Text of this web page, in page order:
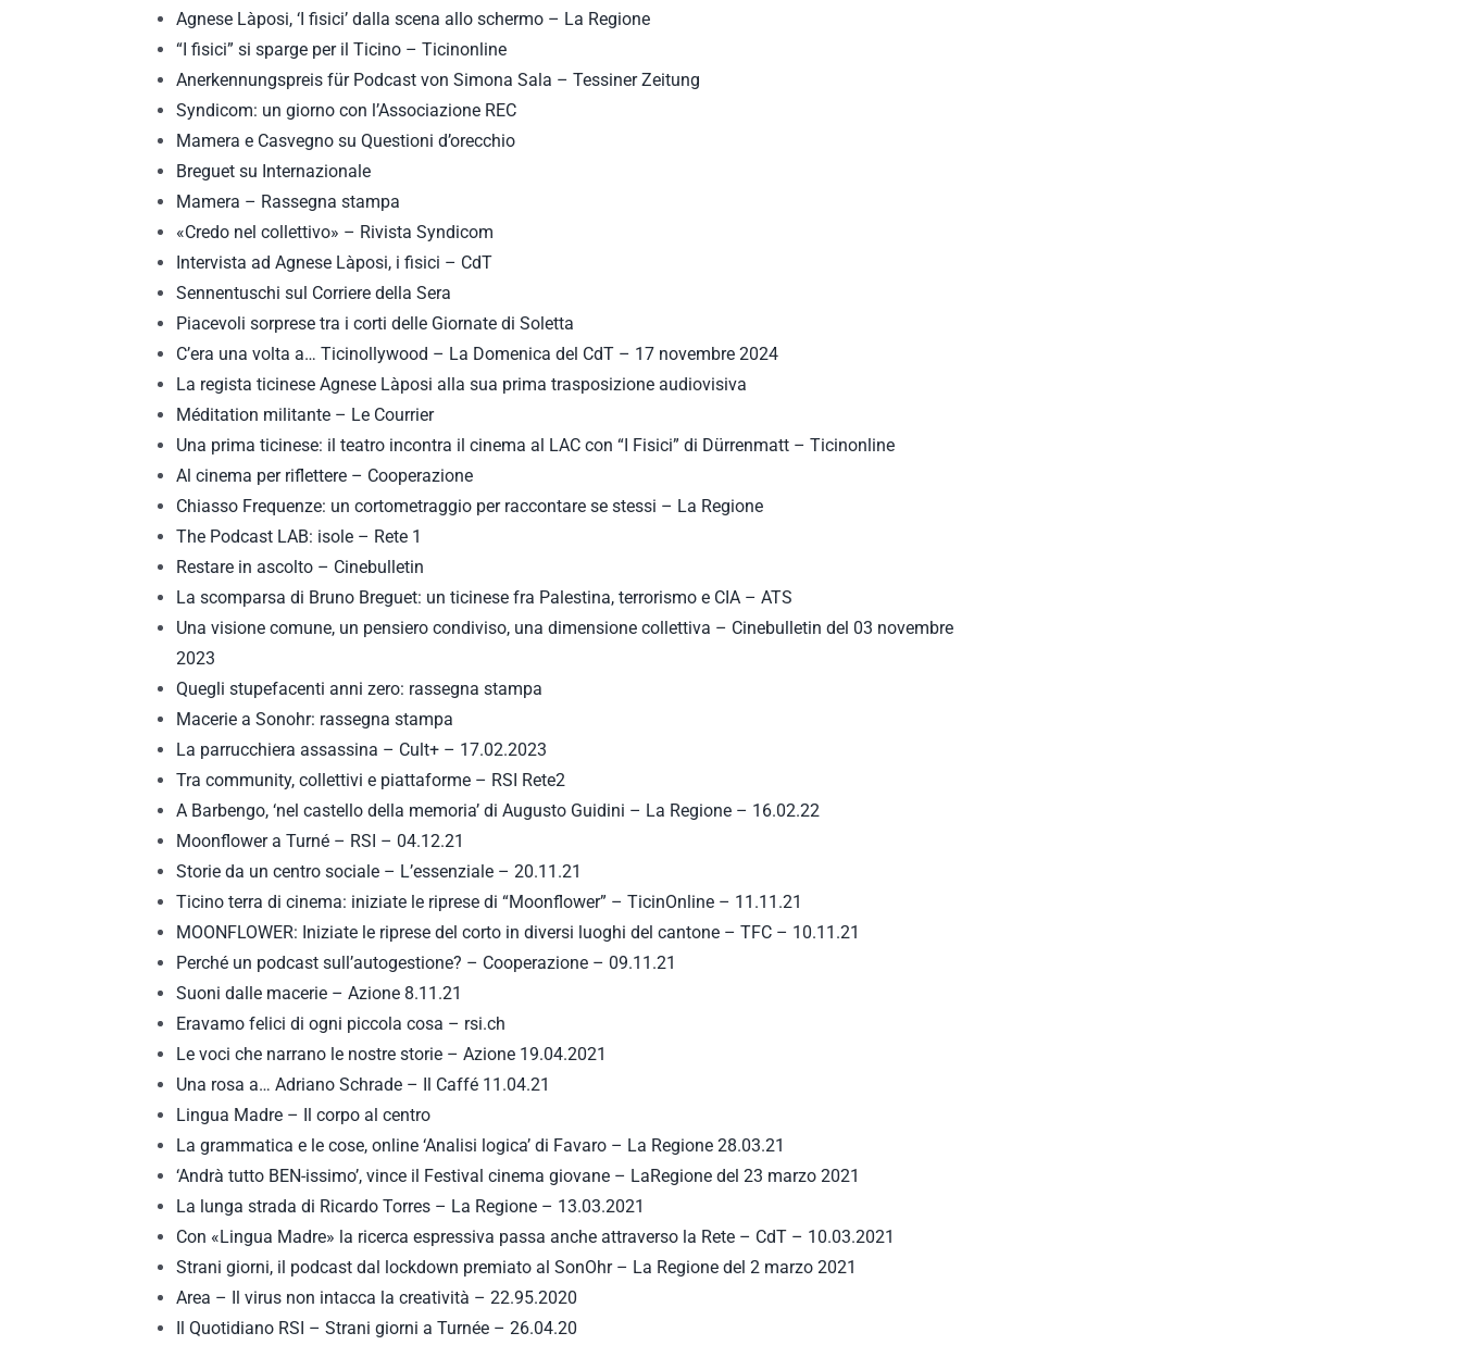
Agnese Làposi, ‘I fisici’ dalla scena allo schermo – La Regione
“I fisici” si sparge per il Ticino – Ticinonline
Anerkennungspreis für Podcast von Simona Sala – Tessiner Zeitung
Syndicom: un giorno con l’Associazione REC
Mamera e Casvegno su Questioni d’orecchio
Breguet su Internazionale
Mamera – Rassegna stampa
«Credo nel collettivo» – Rivista Syndicom
Intervista ad Agnese Làposi, i fisici – CdT
Sennentuschi sul Corriere della Sera
Piacevoli sorprese tra i corti delle Giornate di Soletta
C’era una volta a… Ticinollywood – La Domenica del CdT – 17 novembre 2024
La regista ticinese Agnese Làposi alla sua prima trasposizione audiovisiva
Méditation militante – Le Courrier
Una prima ticinese: il teatro incontra il cinema al LAC con “I Fisici” di Dürrenmatt – Ticinonline
Al cinema per riflettere – Cooperazione
Chiasso Frequenze: un cortometraggio per raccontare se stessi – La Regione
The Podcast LAB: isole – Rete 1
Restare in ascolto – Cinebulletin
La scomparsa di Bruno Breguet: un ticinese fra Palestina, terrorismo e CIA – ATS
Una visione comune, un pensiero condiviso, una dimensione collettiva – Cinebulletin del 03 novembre
2023
Quegli stupefacenti anni zero: rassegna stampa
Macerie a Sonohr: rassegna stampa
La parrucchiera assassina – Cult+ – 17.02.2023
Tra community, collettivi e piattaforme – RSI Rete2
A Barbengo, ‘nel castello della memoria’ di Augusto Guidini – La Regione – 16.02.22
Moonflower a Turné – RSI – 04.12.21
Storie da un centro sociale – L’essenziale – 20.11.21
Ticino terra di cinema: iniziate le riprese di “Moonflower” – TicinOnline – 11.11.21
MOONFLOWER: Iniziate le riprese del corto in diversi luoghi del cantone – TFC – 10.11.21
Perché un podcast sull’autogestione? – Cooperazione – 09.11.21
Suoni dalle macerie – Azione 8.11.21
Eravamo felici di ogni piccola cosa – rsi.ch
Le voci che narrano le nostre storie – Azione 19.04.2021
Una rosa a… Adriano Schrade – Il Caffé 11.04.21
Lingua Madre – Il corpo al centro
La grammatica e le cose, online ‘Analisi logica’ di Favaro – La Regione 28.03.21
‘Andrà tutto BEN-issimo’, vince il Festival cinema giovane – LaRegione del 23 marzo 2021
La lunga strada di Ricardo Torres – La Regione – 13.03.2021
Con «Lingua Madre» la ricerca espressiva passa anche attraverso la Rete – CdT – 10.03.2021
Strani giorni, il podcast dal lockdown premiato al SonOhr – La Regione del 2 marzo 2021
Area – Il virus non intacca la creatività – 22.95.2020
Il Quotidiano RSI – Strani giorni a Turnée – 26.04.20